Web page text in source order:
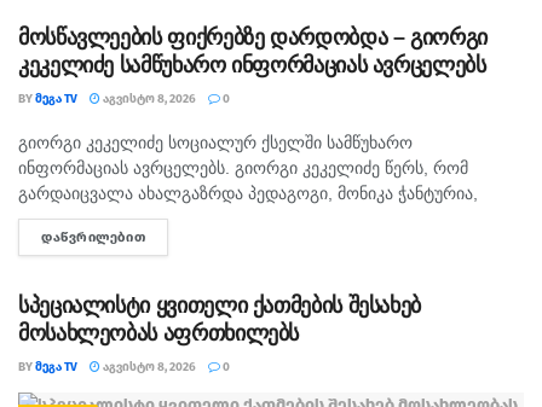
სამეთვალყურეო...
მოსწავლეების ფიქრებზე დარდობდა – გიორგი
კეკელიძე სამწუხარო ინფორმაციას ავრცელებს
BYᲛᲔᲒᲐ TV ᲐᲒᲕᲘᲡᲢᲝ 8, 2026 0
ᲛᲗᲐᲕᲐᲠᲘ
გიორგი კეკელიძე სოციალურ ქსელში სამწუხარო
ინფორმაციას ავრცელებს. გიორგი კეკელიძე წერს, რომ
გარდაიცვალა ახალგაზრდა პედაგოგი, მონიკა ჭანტურია,
რომელიც თავისი მოსწავლეების მიმართ განსაკუთრებული
სიყვარულით გამოირჩეოდა. „არასდროს მგონებია, რომ აქ,
ᲓᲐᲬᲕᲠᲘᲚᲔᲑᲘᲗ
სპეციალისტი ყვითელი ქათმების შესახებ
მოსახლეობას აფრთხილებს
BYᲛᲔᲒᲐ TV ᲐᲒᲕᲘᲡᲢᲝ 8, 2026 0